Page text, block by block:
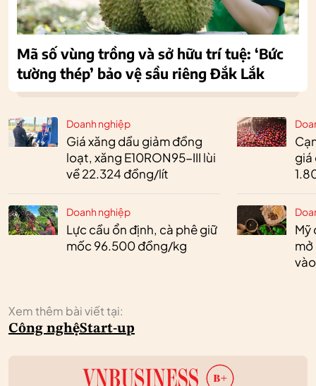
Doanh nghiệp
Giá xăng dầu giảm đồng
loạt, xăng E10RON95-III lùi
về 22.324 đồng/lít
Doanh nghiệp
Lực cầu ổn định, cà phê giữ
mốc 96.500 đồng/kg
giá
Mỹ
Xem thêm bài viết tại:
Công nghệStart-up
Mã số vùng trồng và sở hữu trí tuệ: ‘Bức
tường thép’ bảo vệ sầu riêng Đắk Lắk